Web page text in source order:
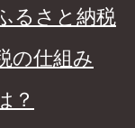
るさと納税
の仕組み
？